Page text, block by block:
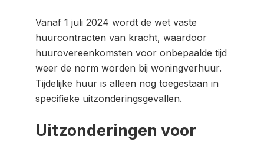
Vanaf 1 juli 2024 wordt de wet vaste
huurcontracten van kracht, waardoor
huurovereenkomsten voor onbepaalde tijd
weer de norm worden bij woningverhuur.
Tijdelijke huur is alleen nog toegestaan in
specifieke uitzonderingsgevallen.
Uitzonderingen voor